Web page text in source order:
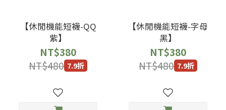
【休閒機能短襪-QQ
紫】
NT$380
NT$480 7.9折
【休閒機能短襪-字母
黑】
NT$380
NT$480 7.9折